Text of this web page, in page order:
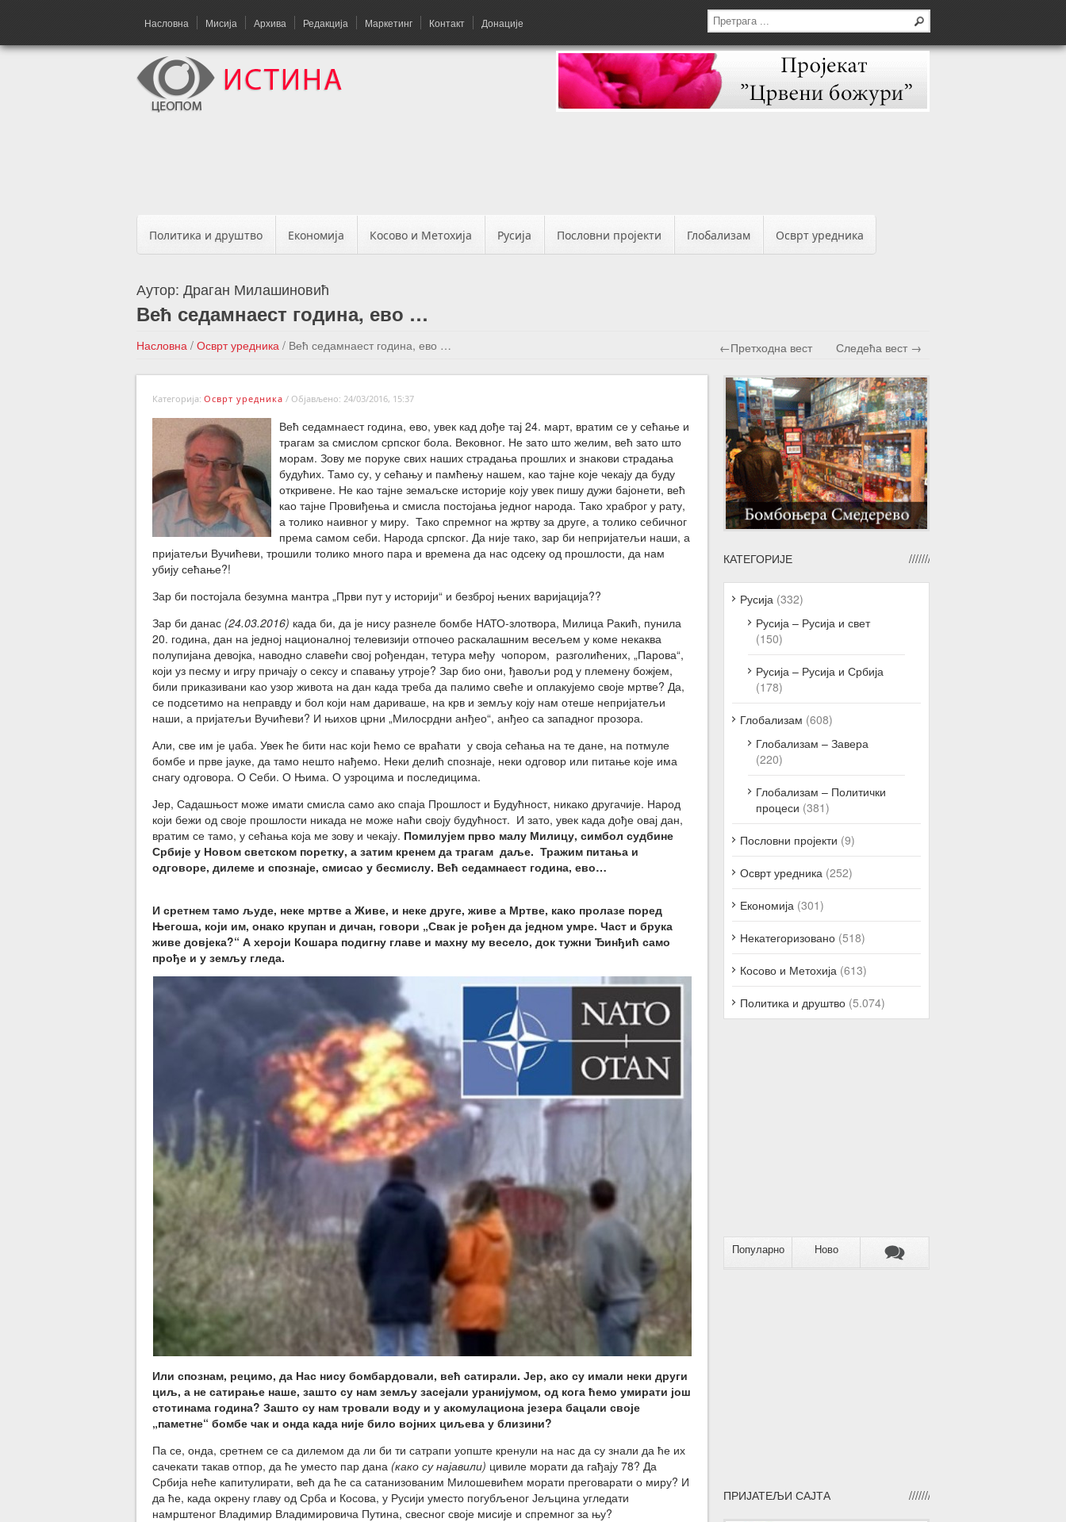
Насловна Мисија Архива Редакција Маркетинг Контакт Донације
Политика и друштво Економија Косово и Метохија Русија Пословни пројекти Глобализам Осврт уредника
Аутор: Драган Милашиновић
Већ седамнаест година, ево …
Насловна / Осврт уредника / Већ седамнаест година, ево … ←Претходна вест Следећа вест →
Категорија: Осврт уредника / Објављено: 24/03/2016, 15:37
Већ седамнаест година, ево, увек кад дође тај 24. март, вратим се у сећање и
трагам за смислом српског бола. Вековног. Не зато што желим, већ зато што
морам. Зову ме поруке свих наших страдања прошлих и знакови страдања
будућих. Тамо су, у сећању и памћењу нашем, као тајне које чекају да буду
откривене. Не као тајне земаљске историје коју увек пишу дужи бајонети, већ
као тајне Провиђења и смисла постојања једног народа. Тако храброг у рату,
а толико наивног у миру. Тако спремног на жртву за друге, а толико себичног
према самом себи. Народа српског. Да није тако, зар би непријатељи наши, а
пријатељи Вучићеви, трошили толико много пара и времена да нас одсеку од прошлости, да нам
убију сећање?!
Зар би постојала безумна мантра „Први пут у историји“ и безброј њених варијација??
Зар би данас (24.03.2016) када би, да је нису разнеле бомбе НАТО-злотвора, Милица Ракић, пунила
20. година, дан на једној националној телевизији отпочео раскалашним весељем у коме некаква
полупијана девојка, наводно славећи свој рођендан, тетура међу чопором, разголићених, „Парова“,
који уз песму и игру причају о сексу и спавању утроје? Зар био они, ђавољи род у племену божјем,
били приказивани као узор живота на дан када треба да палимо свеће и оплакујемо своје мртве? Да,
се подсетимо на неправду и бол који нам дариваше, на крв и земљу коју нам отеше непријатељи
наши, а пријатељи Вучићеви? И њихов црни „Милосрдни анђео“, анђео са западног прозора.
Али, све им је џаба. Увек ће бити нас који ћемо се враћати у своја сећања на те дане, на потмуле
бомбе и прве јауке, да тамо нешто нађемо. Неки делић спознаје, неки одговор или питање које има
снагу одговора. О Себи. О Њима. О узроцима и последицима.
Јер, Садашњост може имати смисла само ако спаја Прошлост и Будућност, никако другачије. Народ
који бежи од своје прошлости никада не може наћи своју будућност. И зато, увек када дође овај дан,
вратим се тамо, у сећања која ме зову и чекају. Помилујем прво малу Милицу, симбол судбине
Србије у Новом светском поретку, а затим кренем да трагам даље. Тражим питања и
одговоре, дилеме и спознаје, смисао у бесмислу. Већ седамнаест година, ево…
И сретнем тамо људе, неке мртве а Живе, и неке друге, живе а Мртве, како пролазе поред
Његоша, који им, онако крупан и дичан, говори „Свак је рођен да једном умре. Част и брука
живе довјека?“ А хероји Кошара подигну главе и махну му весело, док тужни Ђинђић само
прође и у земљу гледа.
Или спознам, рецимо, да Нас нису бомбардовали, већ сатирали. Јер, ако су имали неки други
циљ, а не сатирање наше, зашто су нам земљу засејали уранијумом, од кога ћемо умирати још
стотинама година? Зашто су нам тровали воду и у акомулациона језера бацали своје
„паметне“ бомбе чак и онда када није било војних циљева у близини?
Па се, онда, сретнем се са дилемом да ли би ти сатрапи уопште кренули на нас да су знали да ће их
сачекати такав отпор, да ће уместо пар дана (како су најавили) цивиле морати да гађају 78? Да
Србија неће капитулирати, већ да ће са сатанизованим Милошевићем морати преговарати о миру? И
да ће, када окрену главу од Срба и Косова, у Русији уместо погубљеног Јељцина угледати
намрштеног Владимир Владимировича Путина, свесног своје мисије и спремног за њу?
КАТЕГОРИЈЕ
Русија (332)
Русија – Русија и свет
(150)
Русија – Русија и Србија
(178)
Глобализам (608)
Глобализам – Завера
(220)
Глобализам – Политички
процеси (381)
Пословни пројекти (9)
Осврт уредника (252)
Економија (301)
Некатегоризовано (518)
Косово и Метохија (613)
Политика и друштво (5.074)
Популарно Ново
ПРИЈАТЕЉИ САЈТА